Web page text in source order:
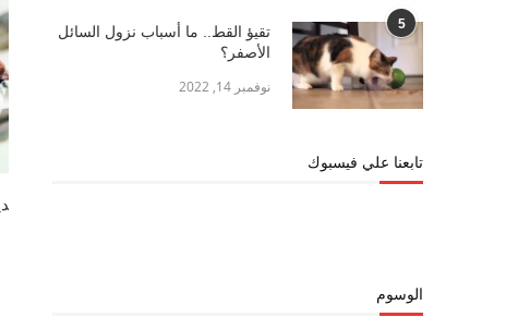
5
تقيؤ القط.. ما أسباب نزول السائل
الأصفر؟
نوفمبر 14, 2022
تابعنا علي فيسبوك
الوسوم